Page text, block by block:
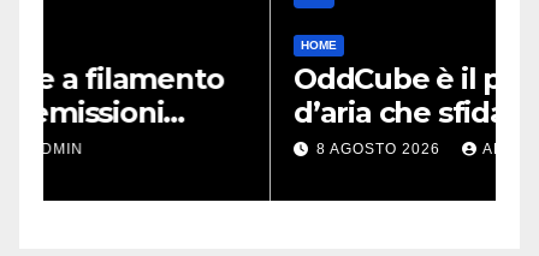
OddCube è il purificatore
d’aria che sfida
lobsolescenza programmata
ADMIN